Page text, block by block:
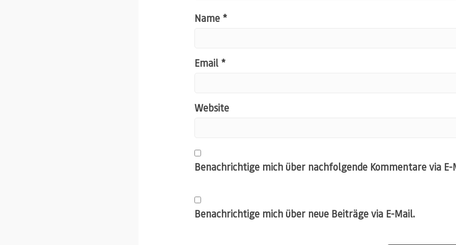
Name *
Email *
Website
Benachrichtige mich über nachfolgende Kommentare via E-
Benachrichtige mich über neue Beiträge via E-Mail.